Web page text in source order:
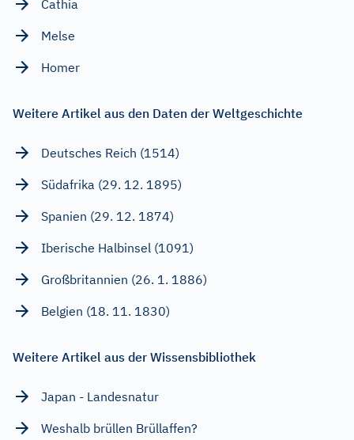
Cathia
Melse
Homer
Weitere Artikel aus den Daten der Weltgeschichte
Deutsches Reich (1514)
Südafrika (29. 12. 1895)
Spanien (29. 12. 1874)
Iberische Halbinsel (1091)
Großbritannien (26. 1. 1886)
Belgien (18. 11. 1830)
Weitere Artikel aus der Wissensbibliothek
Japan - Landesnatur
Weshalb brüllen Brüllaffen?